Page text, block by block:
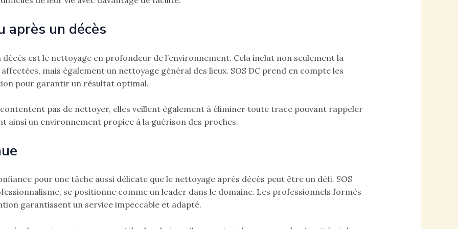
après un décès
décès est le nettoyage en profondeur de l’environnement. Cela inclut non seulement la
mais également un nettoyage général des lieux. SOS DC prend en compte les
pour garantir un résultat optimal.
pas de nettoyer, elles veillent également à éliminer toute trace pouvant rappeler
ainsi un environnement propice à la guérison des proches.
pour une tâche aussi délicate que le nettoyage après décès peut être un défi. SOS
se positionne comme un leader dans le domaine. Les professionnels formés
garantissent un service impeccable et adapté.